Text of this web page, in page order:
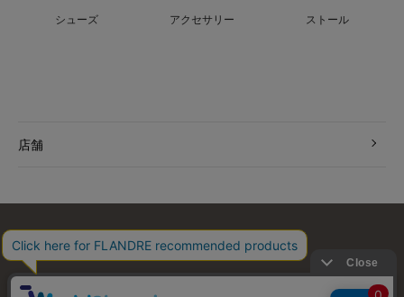
シューズ アクセサリー ストール
店舗
お問い合わせ 利用規約 プライバシーポリシー